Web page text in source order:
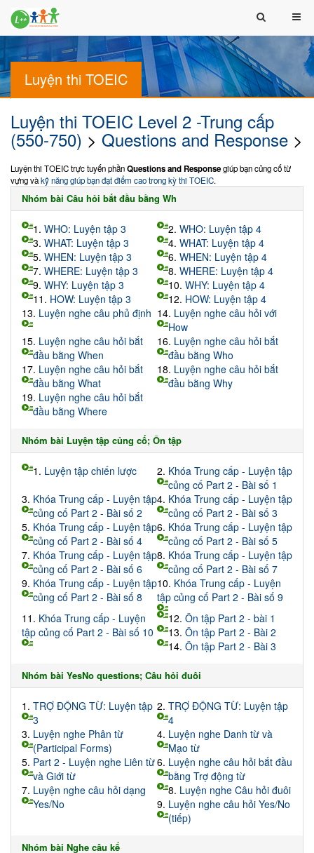
Luyện thi TOEIC
Luyện thi TOEIC Level 2 -Trung cấp
(550-750) > Questions and Response >
Luyện thi TOEIC trực tuyến phầnQuestions and Responsegiúp bạn củng cố từ
vựng vàkỹ năng giúp bạn đạt điểm cao trong kỳ thi TOEIC.
Nhóm bài Câu hỏi bắt đầu bằng Wh
1. WHO: Luyện tập 3 2. WHO: Luyện tập 4
3. WHAT: Luyện tập 3 4. WHAT: Luyện tập 4
5. WHEN: Luyện tập 3 6. WHEN: Luyện tập 4
7. WHERE: Luyện tập 3 8. WHERE: Luyện tập 4
9. WHY: Luyện tập 3 10. WHY: Luyện tập 4
11. HOW: Luyện tập 3 12. HOW: Luyện tập 4
13. Luyện nghe câu phủ định 14. Luyện nghe câu hỏi với
How
15. Luyện nghe câu hỏi bắt
đầu bằng When
16. Luyện nghe câu hỏi bắt
đầu bằng Who
17. Luyện nghe câu hỏi bắt
đầu bằng What
18. Luyện nghe câu hỏi bắt
đầu bằng Why
19. Luyện nghe câu hỏi bắt
đầu bằng Where
Nhóm bài Luyện tập củng cố; Ôn tập
1. Luyện tập chiến lược 2. Khóa Trung cấp - Luyện tập
củng cố Part 2 - Bài số 1
3. Khóa Trung cấp - Luyện tập
củng cố Part 2 - Bài số 2
4. Khóa Trung cấp - Luyện tập
củng cố Part 2 - Bài số 3
5. Khóa Trung cấp - Luyện tập
củng cố Part 2 - Bài số 4
6. Khóa Trung cấp - Luyện tập
củng cố Part 2 - Bài số 5
7. Khóa Trung cấp - Luyện tập
củng cố Part 2 - Bài số 6
8. Khóa Trung cấp - Luyện tập
củng cố Part 2 - Bài số 7
9. Khóa Trung cấp - Luyện tập
củng cố Part 2 - Bài số 8
10. Khóa Trung cấp - Luyện
tập củng cố Part 2 - Bài số 9
11. Khóa Trung cấp - Luyện
tập củng cố Part 2 - Bài số 10
12. Ôn tập Part 2 - bài 1
13. Ôn tập Part 2 - Bài 2
14. Ôn tập Part 2 - Bài 3
Nhóm bài YesNo questions; Câu hỏi đuôi
1. TRỢ ĐỘNG TỪ: Luyện tập
3
2. TRỢ ĐỘNG TỪ: Luyện tập
4
3. Luyện nghe Phân từ
(Participal Forms)
4. Luyện nghe Danh từ và
Mạo từ
5. Part 2 - Luyện nghe Liên từ
và Giới từ
6. Luyện nghe câu hỏi bắt đầu
bằng Trợ động từ
7. Luyện nghe câu hỏi dạng
Yes/No
8. Luyện nghe Câu hỏi đuôi
9. Luyện nghe câu hỏi Yes/No
(tiếp)
Nhóm bài Nghe câu kể